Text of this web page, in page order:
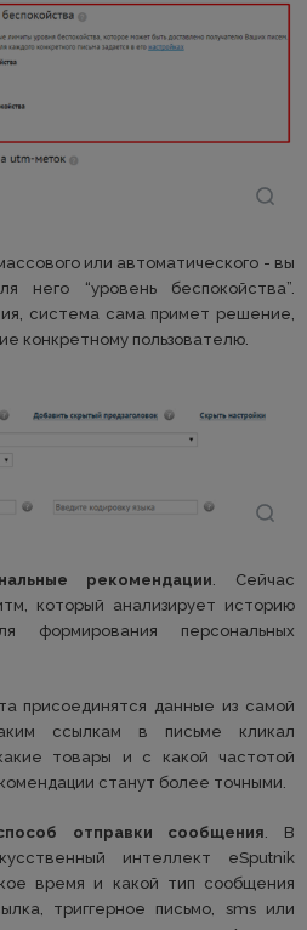
или автоматического - вы
него “уровень беспокойства”.
система сама примет решение,
конкретному пользователю.
рекомендации. Сейчас
который анализирует историю
формирования персональных
присоединятся данные из самой
ссылкам в письме кликал
товары и с какой частотой
станут более точными.
отправки сообщения. В
интеллект eSputnik
время и какой тип сообщения
триггерное письмо, sms или